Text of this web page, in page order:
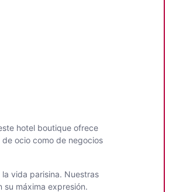
hotel boutique ofrece
ocio como de negocios
vida parisina. Nuestras
su máxima expresión.